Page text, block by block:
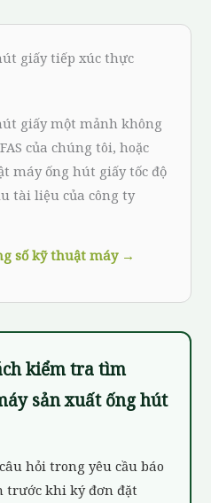
giấy tiếp xúc thực
giấy một mảnh không
của chúng tôi, hoặc
máy ống hút giấy tốc độ
tài liệu của công ty
số kỹ thuật máy →
kiểm tra tìm
sản xuất ống hút
hỏi trong yêu cầu báo
trước khi ký đơn đặt